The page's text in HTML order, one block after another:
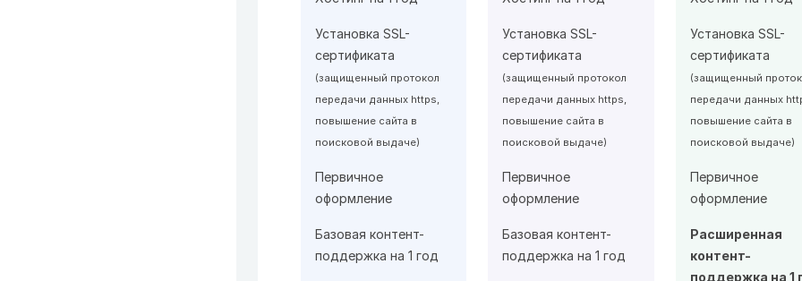
Установка SSL-
сертификата
(защищенный протокол
передачи данных https,
повышение сайта в
поисковой выдаче)
Первичное
оформление
Базовая контент-
поддержка на 1 год
Установка SSL-
сертификата
(защищенный протокол
передачи данных https,
повышение сайта в
поисковой выдаче)
Первичное
оформление
Базовая контент-
поддержка на 1 год
Установка SSL-
сертификата
(защищенный
передачи данных
повышение сайта в
поисковой выдаче)
Первичное
оформление
Расширенная
контент-
поддержка на 1